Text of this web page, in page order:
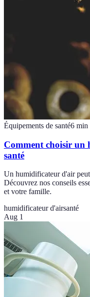
Équipements de santé6 min
Comment choisir
santé
Un humidificateur d'air
Découvrez nos conseils
et votre famille.
humidificateur d'airsanté
Aug 1